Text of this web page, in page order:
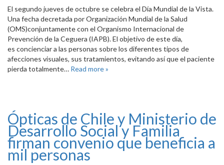
El segundo jueves de octubre se celebra el Día Mundial de la Vista.
Una fecha decretada por Organización Mundial de la Salud
(OMS)conjuntamente con el Organismo Internacional de
Prevención de la Ceguera (IAPB). El objetivo de este día,
es concienciar a las personas sobre los diferentes tipos de
afecciones visuales, sus tratamientos, evitando así que el paciente
pierda totalmente… Read more »
Ópticas de Chile y Ministerio de
Desarrollo Social y Familia
firman convenio que beneficia a
mil personas